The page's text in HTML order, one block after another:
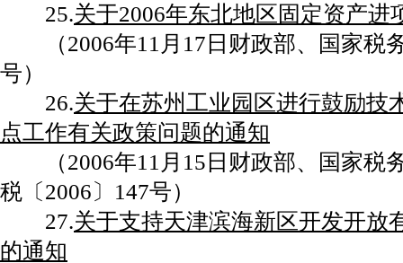
25.关于2006年东北地区固定资产进
（2006年11月17日财政部、国家税
号）
26.关于在苏州工业园区进行鼓励技
点工作有关政策问题的通知
（2006年11月15日财政部、国家税
税〔2006〕147号）
27.关于支持天津滨海新区开发开放
的通知